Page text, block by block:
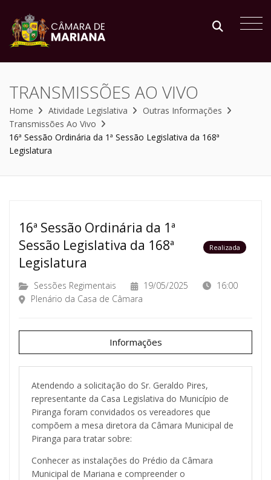
TRANSMISSÕES AO VIVO
Home Atividade Legislativa
Outras Informações
Transmissões Ao Vivo
16ª Sessão Ordinária da 1ª Sessão Legislativa da 168ª
Legislatura
16ª Sessão Ordinária da 1ª
Sessão Legislativa da 168ª
Legislatura
Realizada
Sessões Regimentais 19/05/2025
16:00
Plenário da Casa de Câmara
Informações
Atendendo a solicitação do Sr. Geraldo Pires,
representante da Casa Legislativa do Município de
Piranga foram convidados os vereadores que
compõem a mesa diretora da Câmara Municipal de
Piranga para tratar sobre:
Conhecer as instalações do Prédio da Câmara
Municipal de Mariana e compreender o